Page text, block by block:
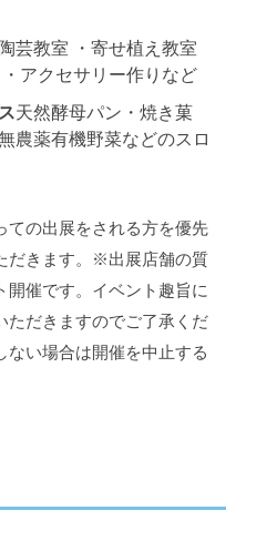
陶芸教室 ・寄せ植え教室
・アクセサリー作りなど
天然酵母パン・焼き菓
農薬有機野菜などのスロ
の出展をされる方を優先
きます。
※出展店舗の質
開催です。イベント趣旨に
ただきますのでご了承くだ
い場合は開催を中止する